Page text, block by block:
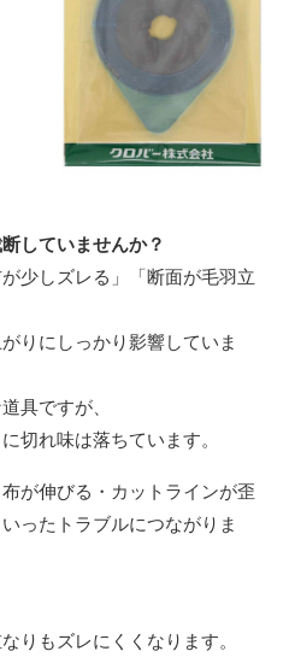
していませんか？
少しズレる」「断面が毛羽立
りにしっかり影響していま
具ですが、
切れ味は落ちています。
が伸びる・カットラインが歪
ったトラブルにつながりま
りもズレにくくなります。